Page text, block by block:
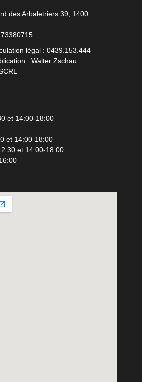
des Arbaletriers 39, 1400
légal : 0439.153.444
: Walter Zschau
et 14:00-18:00
et 14:00-18:00
et 14:00-18:00